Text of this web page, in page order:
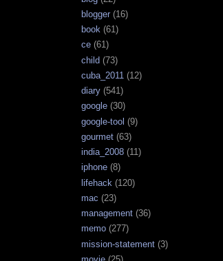
blogger (16)
book (61)
ce (61)
child (73)
cuba_2011 (12)
diary (541)
google (30)
google-tool (9)
gourmet (63)
india_2008 (11)
iphone (8)
lifehack (120)
mac (23)
management (36)
memo (277)
mission-statement (3)